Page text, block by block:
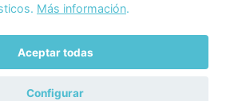
Partner eCommerce
Más información.
Aceptar todas
Configurar